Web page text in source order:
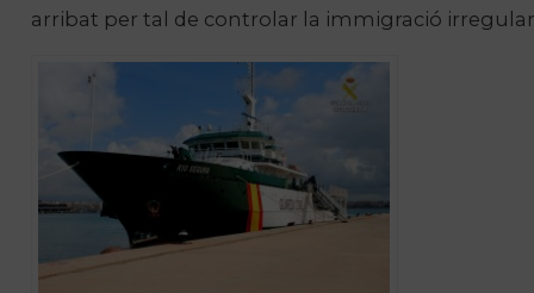
arribat per tal de controlar la immigració